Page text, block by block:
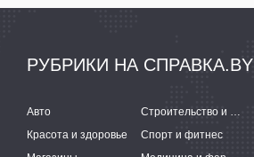
РУБРИКИ НА СПРАВКА.BY
Авто Строительство и ремонт
Красота и здоровье
Спорт и фитнес